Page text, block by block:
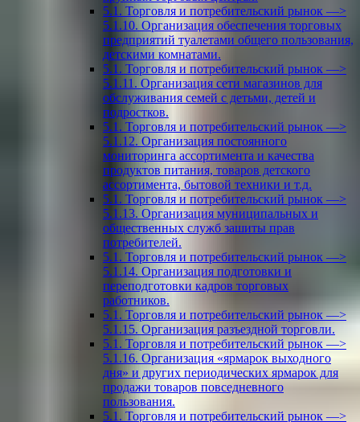
5.1. Торговля и потребительский рынок —>
5.1.10. Организация обеспечения торговых
предприятий туалетами общего пользования,
детскими комнатами.
5.1. Торговля и потребительский рынок —>
5.1.11. Организация сети магазинов для
обслуживания семей с детьми, детей и
подростков.
5.1. Торговля и потребительский рынок —>
5.1.12. Организация постоянного
мониторинга ассортимента и качества
продуктов питания, товаров детского
ассортимента, бытовой техники и т.д.
5.1. Торговля и потребительский рынок —>
5.1.13. Организация муниципальных и
общественных служб зашиты прав
потребителей.
5.1. Торговля и потребительский рынок —>
5.1.14. Организация подготовки и
переподготовки кадров торговых
работников.
5.1. Торговля и потребительский рынок —>
5.1.15. Организация разъездной торговли.
5.1. Торговля и потребительский рынок —>
5.1.16. Организация «ярмарок выходного
дня» и других периодических ярмарок для
продажи товаров повседневного
пользования.
5.1. Торговля и потребительский рынок —>